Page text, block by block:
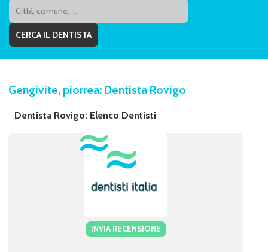
Gengivite, piorrea: Dentista Rovigo
Dentista Rovigo: Elenco Dentisti
INVIA RECENSIONE